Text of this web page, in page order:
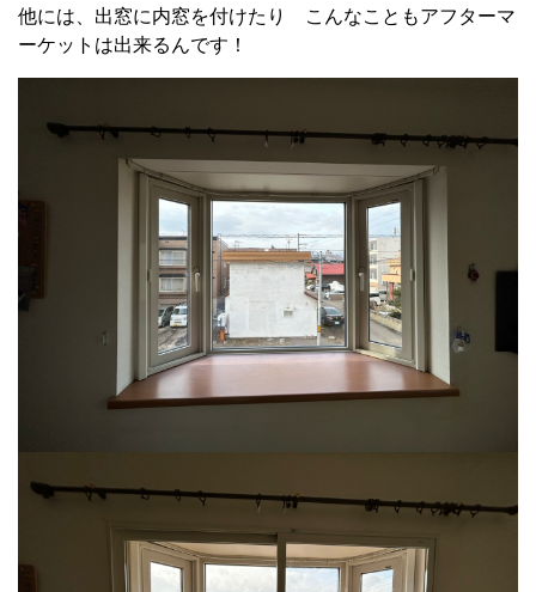
他には、出窓に内窓を付けたり こんなこともアフターマ
ーケットは出来るんです！